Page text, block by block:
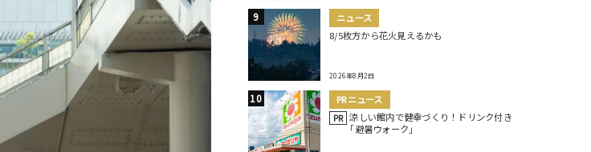
ニュース
8/5枚方から花火見えるかも
2026年8月2日
PRニュース
PR 涼しい館内で健幸づくり！ドリンク付き
｢避暑ウォーク｣